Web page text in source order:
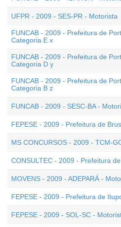
UFPR - 2009 - SES-PR - Motorista
FUNCAB - 2009 - Prefeitura de
Categoria E x
FUNCAB - 2009 - Prefeitura de
Categoria D y
FUNCAB - 2009 - Prefeitura de
Categoria B z
FUNCAB - 2009 - SESC-BA -
FEPESE - 2009 - Prefeitura de
MS CONCURSOS - 2009 - TCM-
CONSULTEC - 2009 - Prefeitura
MOVENS - 2009 - ADEPARÁ -
FEPESE - 2009 - Prefeitura de
FEPESE - 2009 - SOL-SC -